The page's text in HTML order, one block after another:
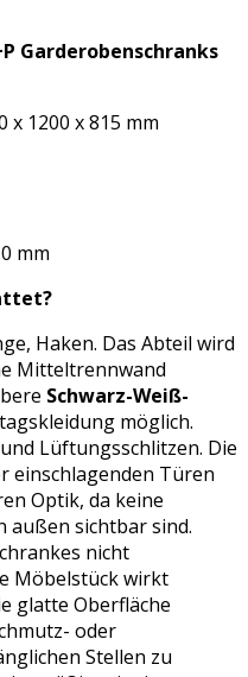
Garderobenschranks
x 1200 x 815 mm
mm
Haken. Das Abteil wird
Mitteltrennwand
Schwarz-Weiß-
möglich.
Lüftungsschlitzen. Die
einschlagenden Türen
Optik, da keine
außen sichtbar sind.
nicht
Möbelstück wirkt
glatte Oberfläche
oder
Stellen zu